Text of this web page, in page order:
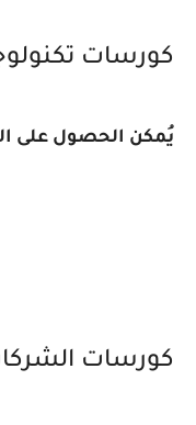
كورسات
يُمكن الحصول على الكورس
كورسات